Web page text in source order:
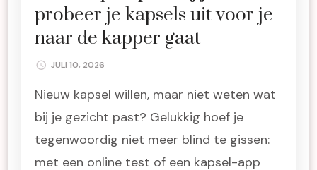
probeer je kapsels uit voor je
naar de kapper gaat
JULI 10, 2026
Nieuw kapsel willen, maar niet weten wat
bij je gezicht past? Gelukkig hoef je
tegenwoordig niet meer blind te gissen:
met een online test of een kapsel-app